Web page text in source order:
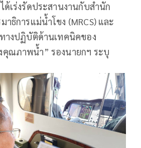
ด้เร่งรัดประสานงานกับสำนัก
าธิการแม่น้ำโขง (MRCS) และ
างปฏิบัติด้านเทคนิคของ
คุณภาพน้ำ” รองนายกฯ ระบุ